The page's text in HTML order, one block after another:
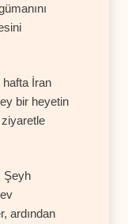
hafta İran
bir heyetin
Şeyh
ardından